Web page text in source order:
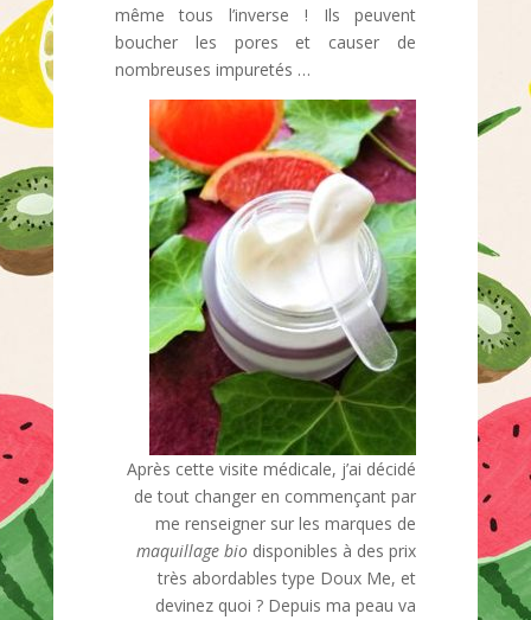
même tous l’inverse ! Ils peuvent
boucher les pores et causer de
nombreuses impuretés …
Après cette visite médicale, j’ai décidé
de tout changer en commençant par
me renseigner sur les marques de
maquillage bio disponibles à des prix
très abordables type Doux Me, et
devinez quoi ? Depuis ma peau va